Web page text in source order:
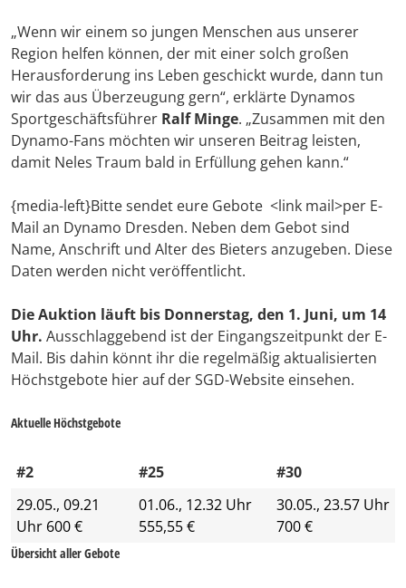
„Wenn wir einem so jungen Menschen aus unserer
Region helfen können, der mit einer solch großen
Herausforderung ins Leben geschickt wurde, dann tun
wir das aus Überzeugung gern“, erklärte Dynamos
Sportgeschäftsführer Ralf Minge. „Zusammen mit den
Dynamo-Fans möchten wir unseren Beitrag leisten,
damit Neles Traum bald in Erfüllung gehen kann.“
{media-left}Bitte sendet eure Gebote <link mail>per E-
Mail an Dynamo Dresden. Neben dem Gebot sind
Name, Anschrift und Alter des Bieters anzugeben. Diese
Daten werden nicht veröffentlicht.
Die Auktion läuft bis Donnerstag, den 1. Juni, um 14
Uhr. Ausschlaggebend ist der Eingangszeitpunkt der E-
Mail. Bis dahin könnt ihr die regelmäßig aktualisierten
Höchstgebote hier auf der SGD-Website einsehen.
Aktuelle Höchstgebote
#2 #25
#30
29.05., 09.21
Uhr 600 €
01.06., 12.32 Uhr
555,55 €
30.05., 23.57 Uhr
700 €
Übersicht aller Gebote